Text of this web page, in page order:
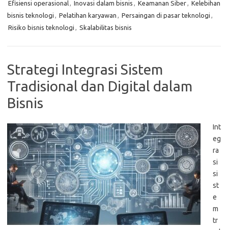
Efisiensi operasional, Inovasi dalam bisnis , Keamanan Siber, Kelebihan
bisnis teknologi , Pelatihan karyawan , Persaingan di pasar teknologi ,
Risiko bisnis teknologi , Skalabilitas bisnis
Strategi Integrasi Sistem
Tradisional dan Digital dalam
Bisnis
Int
eg
ra
si
si
st
e
m
tr